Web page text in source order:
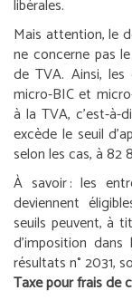
libérales.
Mais attention, le
ne concerne pas
de TVA. Ainsi, les
micro-BIC et
à la TVA, c’est-à-
excède le seuil
selon les cas, à
À savoir : les
deviennent
seuils peuvent, à
d’imposition
résultats n° 2031,
Taxe pour frais de